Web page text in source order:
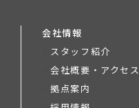
会社情報
スタッフ紹介
会社概要・アクセス
拠点案内